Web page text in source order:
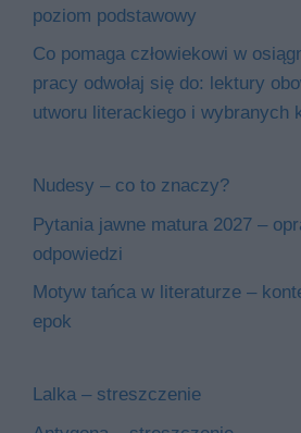
poziom podstawowy
Co pomaga człowiekowi w
pracy odwołaj się do: lektury
utworu literackiego i wybranych
Nudesy – co to znaczy?
Pytania jawne matura 2027 –
odpowiedzi
Motyw tańca w literaturze –
epok
Lalka – streszczenie